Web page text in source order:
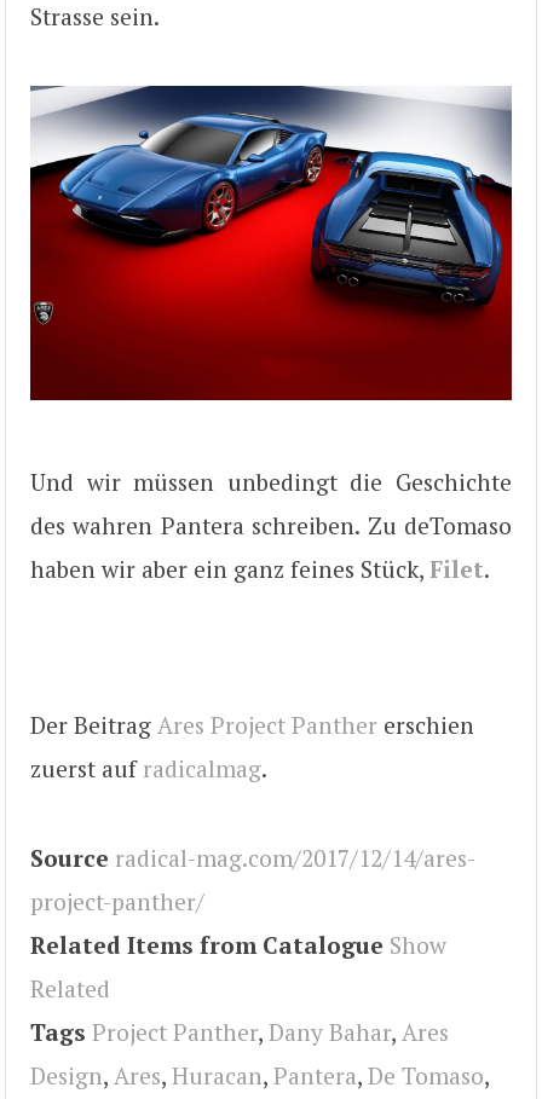
Strasse sein.
Und wir müssen unbedingt die Geschichte
des wahren Pantera schreiben. Zu deTomaso
haben wir aber ein ganz feines Stück, Filet.
Der Beitrag Ares Project Panther erschien
zuerst auf radicalmag.
Source radical-mag.com/2017/12/14/ares-
project-panther/
Related Items from Catalogue Show
Related
Tags Project Panther, Dany Bahar, Ares
Design, Ares, Huracan, Pantera, De Tomaso,